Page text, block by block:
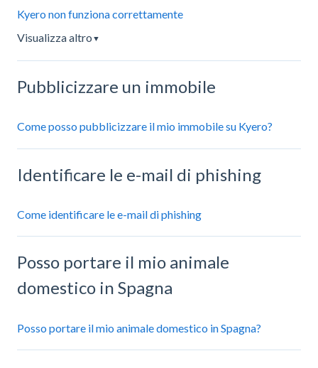
Kyero non funziona correttamente
Visualizza altro ▼
Pubblicizzare un immobile
Come posso pubblicizzare il mio immobile su Kyero?
Identificare le e-mail di phishing
Come identificare le e-mail di phishing
Posso portare il mio animale
domestico in Spagna
Posso portare il mio animale domestico in Spagna?